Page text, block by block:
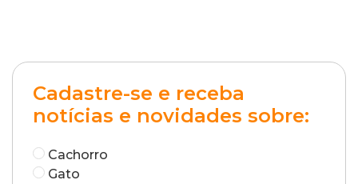
Cadastre-se e receba
notícias e novidades sobre:
Cachorro
Gato